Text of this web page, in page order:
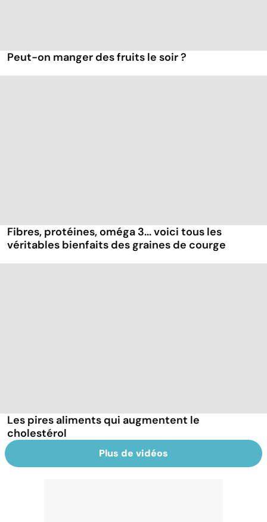
Peut-on manger des fruits le soir ?
Fibres, protéines, oméga 3... voici tous les
véritables bienfaits des graines de courge
Les pires aliments qui augmentent le
cholestérol
Plus de vidéos